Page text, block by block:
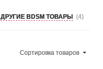
ДРУГИЕ BDSM ТОВАРЫ (4)
Сортировка товаров